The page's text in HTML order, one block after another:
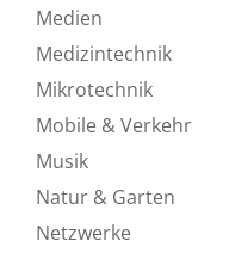
Medien
Medizintechnik
Mikrotechnik
Mobile & Verkehr
Musik
Natur & Garten
Netzwerke